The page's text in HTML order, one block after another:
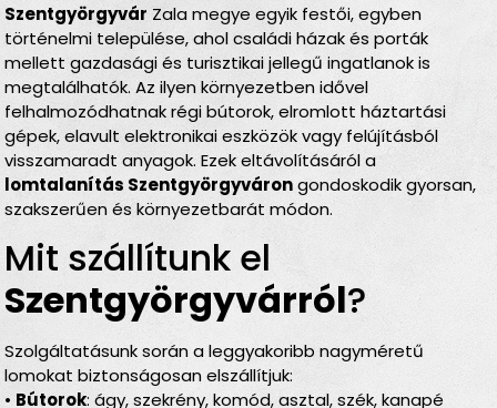
Szentgyörgyvár Zala megye egyik festői, egyben
történelmi települése, ahol családi házak és porták
mellett gazdasági és turisztikai jellegű ingatlanok is
megtalálhatók. Az ilyen környezetben idővel
felhalmozódhatnak régi bútorok, elromlott háztartási
gépek, elavult elektronikai eszközök vagy felújításból
visszamaradt anyagok. Ezek eltávolításáról a
lomtalanítás Szentgyörgyvárongondoskodik gyorsan,
szakszerűen és környezetbarát módon.
Mit szállítunk el
Szentgyörgyvárról?
Szolgáltatásunk során a leggyakoribb nagyméretű
lomokat biztonságosan elszállítjuk:
• Bútorok: ágy, szekrény, komód, asztal, szék, kanapé